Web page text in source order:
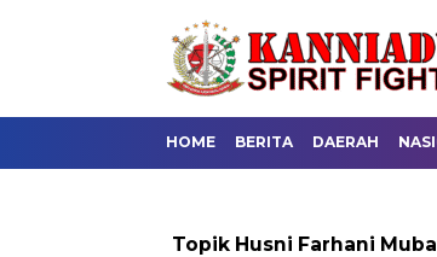
HOME BERITA DAERAH
Topik Husni Farhani